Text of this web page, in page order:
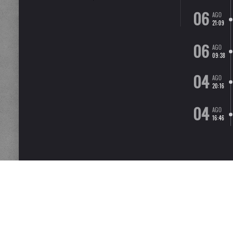
06 AGO
21:09
06 AGO
09:38
04 AGO
20:16
04 AGO
16:46